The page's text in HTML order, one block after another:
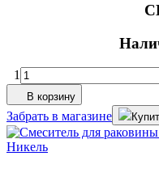
1
В корзину
Забрать в магазине